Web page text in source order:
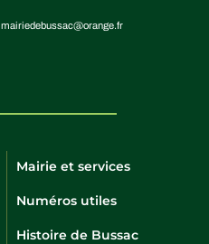
mairiedebussac@orange.fr
Mairie et services
Numéros utiles
Histoire de Bussac